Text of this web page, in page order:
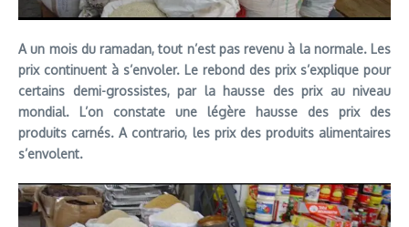
A un mois du ramadan, tout n’est pas revenu à la normale. Les
prix continuent à s’envoler. Le rebond des prix s’explique pour
certains demi-grossistes, par la hausse des prix au niveau
mondial. L’on constate une légère hausse des prix des
produits carnés. A contrario, les prix des produits alimentaires
s’envolent.